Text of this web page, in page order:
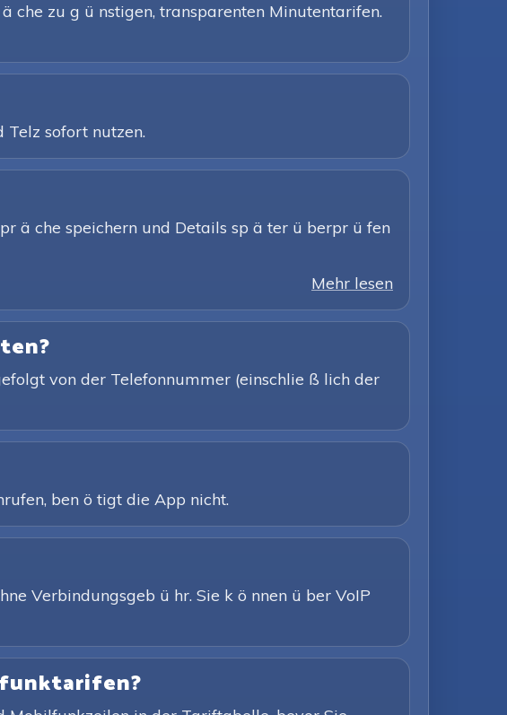
che zu g ü nstigen, transparenten Minutentarifen.
Telz sofort nutzen.
ä che speichern und Details sp ä ter ü berpr ü fen
Mehr lesen
von der Telefonnummer (einschlie ß lich der
ben ö tigt die App nicht.
Verbindungsgeb ü hr. Sie k ö nnen ü ber VoIP